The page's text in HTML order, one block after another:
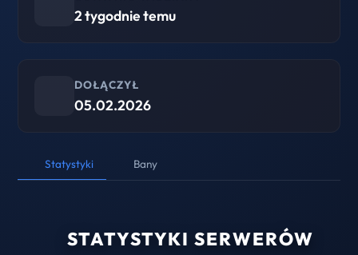
2 tygodnie temu
DOŁĄCZYŁ
05.02.2026
Statystyki Bany
STATYSTYKI SERWERÓW